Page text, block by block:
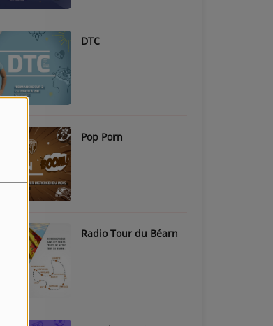
DTC
Pop Porn
Radio Tour du Béarn